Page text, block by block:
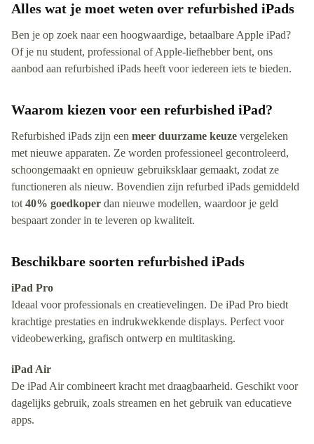
Alles wat je moet weten over refurbished iPads
Ben je op zoek naar een hoogwaardige, betaalbare Apple iPad?
Of je nu student, professional of Apple-liefhebber bent, ons
aanbod aan refurbished iPads heeft voor iedereen iets te bieden.
Waarom kiezen voor een refurbished iPad?
Refurbished iPads zijn een meer duurzame keuze vergeleken
met nieuwe apparaten. Ze worden professioneel gecontroleerd,
schoongemaakt en opnieuw gebruiksklaar gemaakt, zodat ze
functioneren als nieuw. Bovendien zijn refurbed iPads gemiddeld
tot 40% goedkoper dan nieuwe modellen, waardoor je geld
bespaart zonder in te leveren op kwaliteit.
Beschikbare soorten refurbished iPads
iPad Pro
Ideaal voor professionals en creatievelingen. De iPad Pro biedt
krachtige prestaties en indrukwekkende displays. Perfect voor
videobewerking, grafisch ontwerp en multitasking.
iPad Air
De iPad Air combineert kracht met draagbaarheid. Geschikt voor
dagelijks gebruik, zoals streamen en het gebruik van educatieve
apps.